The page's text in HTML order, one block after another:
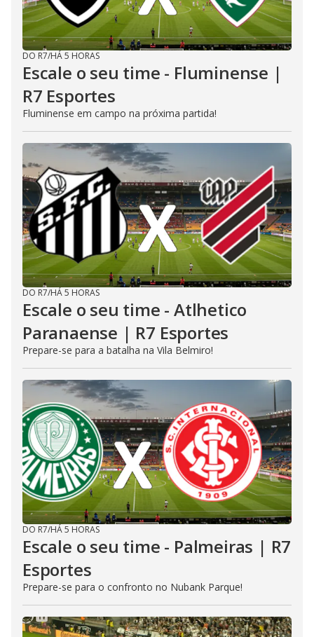
DO R7/HÁ 5 HORAS
Escale o seu time - Fluminense |
R7 Esportes
Fluminense em campo na próxima partida!
DO R7/HÁ 5 HORAS
Escale o seu time - Atlhetico
Paranaense | R7 Esportes
Prepare-se para a batalha na Vila Belmiro!
DO R7/HÁ 5 HORAS
Escale o seu time - Palmeiras | R7
Esportes
Prepare-se para o confronto no Nubank Parque!